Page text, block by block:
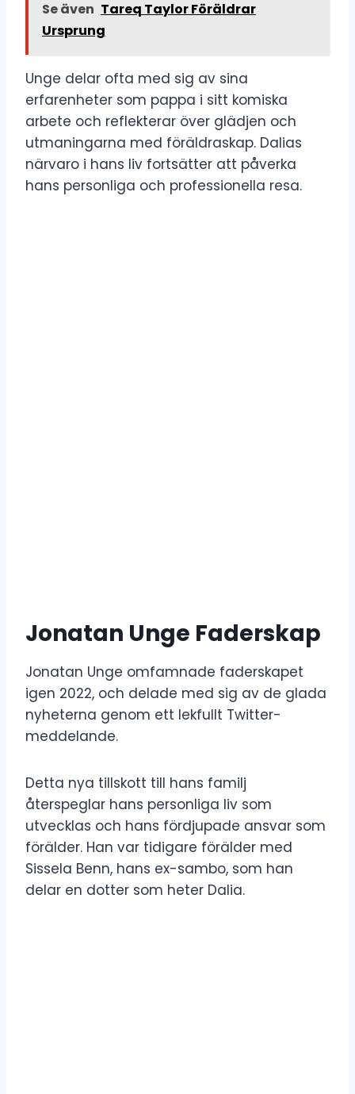
Se även Tareq Taylor Föräldrar
Ursprung
Unge delar ofta med sig av sina
erfarenheter som pappa i sitt komiska
arbete och reflekterar över glädjen och
utmaningarna med föräldraskap. Dalias
närvaro i hans liv fortsätter att påverka
hans personliga och professionella resa.
Jonatan Unge Faderskap
Jonatan Unge omfamnade faderskapet
igen 2022, och delade med sig av de glada
nyheterna genom ett lekfullt Twitter-
meddelande.
Detta nya tillskott till hans familj
återspeglar hans personliga liv som
utvecklas och hans fördjupade ansvar som
förälder. Han var tidigare förälder med
Sissela Benn, hans ex-sambo, som han
delar en dotter som heter Dalia.